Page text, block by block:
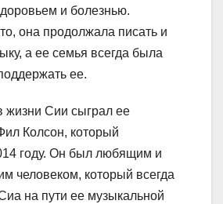
и болезнью.
она продолжала писать и
а ее семья всегда была
ее.
жизни Сии сыграл ее
Колсон, который
году. Он был любящим и
человеком, который всегда
на пути ее музыкальной